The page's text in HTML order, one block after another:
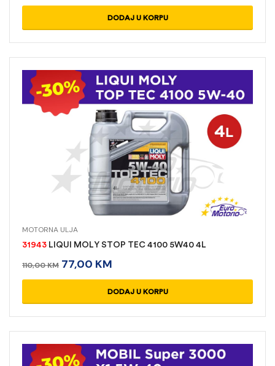
DODAJ U KORPU
MOTORNA ULJA
31943 LIQUI MOLY STOP TEC 4100 5W40 4L
110,00KM 77,00 KM
DODAJ U KORPU